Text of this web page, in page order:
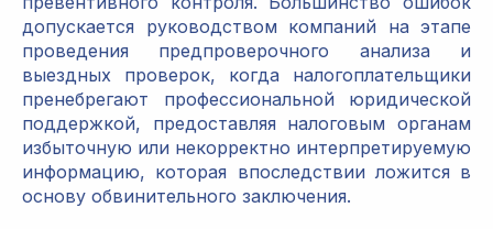
допускается руководством компаний на этапе
проведения предпроверочного анализа и
выездных проверок, когда налогоплательщики
пренебрегают профессиональной юридической
поддержкой, предоставляя налоговым органам
избыточную или некорректно интерпретируемую
информацию, которая впоследствии ложится в
основу обвинительного заключения.